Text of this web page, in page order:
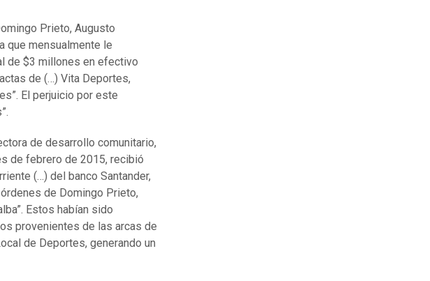
Prieto, Augusto
que mensualmente le
de $3 millones en efectivo
de (…) Vita Deportes,
El perjuicio por este
de desarrollo comunitario,
de febrero de 2015, recibió
(…) del banco Santander,
de Domingo Prieto,
Estos habían sido
provenientes de las arcas de
de Deportes, generando un